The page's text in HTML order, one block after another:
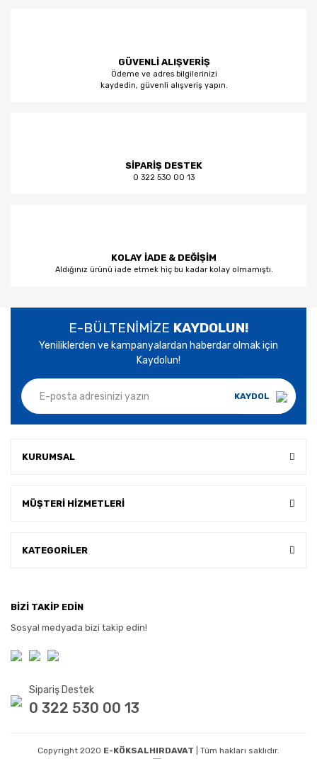
GÜVENLİ ALIŞVERİŞ
Ödeme ve adres bilgilerinizi
kaydedin, güvenli alışveriş yapın.
SİPARİŞ DESTEK
0 322 530 00 13
KOLAY İADE & DEĞİŞİM
Aldığınız ürünü iade etmek hiç bu kadar kolay olmamıştı.
E-BÜLTENİMİZE KAYDOLUN!
Yeniliklerden ve kampanyalardan haberdar olmak için
Kaydolun!
KAYDOL
KURUMSAL
MÜŞTERİ HİZMETLERİ
KATEGORİLER
BİZİ TAKİP EDİN
Sosyal medyada bizi takip edin!
Sipariş Destek
0 322 530 00 13
Copyright 2020 E-KÖKSALHIRDAVAT | Tüm hakları saklıdır.